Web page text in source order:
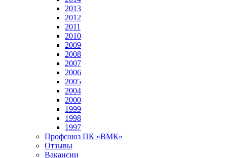
2013
2012
2011
2010
2009
2008
2007
2006
2005
2004
2000
1999
1998
1997
Профсоюз ПК «ВМК»
Отзывы
Вакансии